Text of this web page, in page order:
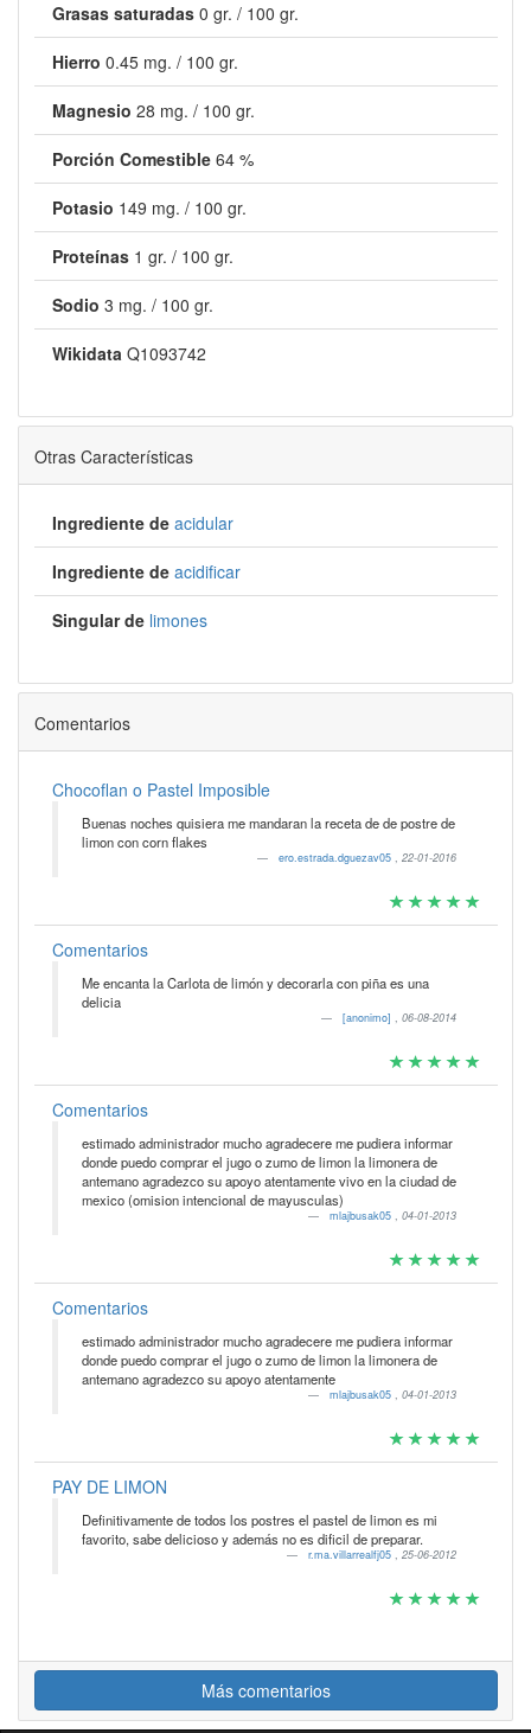
Grasas saturadas 0 gr. / 100 gr.
Hierro 0.45 mg. / 100 gr.
Magnesio 28 mg. / 100 gr.
Porción Comestible 64 %
Potasio 149 mg. / 100 gr.
Proteínas 1 gr. / 100 gr.
Sodio 3 mg. / 100 gr.
Wikidata Q1093742
Otras Características
Ingrediente de acidular
Ingrediente de acidificar
Singular de limones
Comentarios
Chocoflan o Pastel Imposible
Buenas noches quisiera me mandaran la receta de de postre de
limon con corn flakes
ero.estrada.dguezav05 , 22-01-2016
Comentarios
Me encanta la Carlota de limón y decorarla con piña es una
delicia
[anonimo] , 06-08-2014
Comentarios
estimado administrador mucho agradecere me pudiera informar
donde puedo comprar el jugo o zumo de limon la limonera de
antemano agradezco su apoyo atentamente vivo en la ciudad de
mexico (omision intencional de mayusculas)
mlajbusak05 , 04-01-2013
Comentarios
estimado administrador mucho agradecere me pudiera informar
donde puedo comprar el jugo o zumo de limon la limonera de
antemano agradezco su apoyo atentamente
mlajbusak05 , 04-01-2013
PAY DE LIMON
Definitivamente de todos los postres el pastel de limon es mi
favorito, sabe delicioso y además no es dificil de preparar.
r.ma.villarrealfj05 , 25-06-2012
Más comentarios